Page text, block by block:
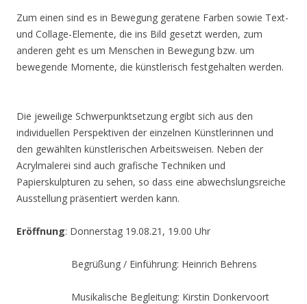
Zum einen sind es in Bewegung geratene Farben sowie Text-
und Collage-Elemente, die ins Bild gesetzt werden, zum
anderen geht es um Menschen in Bewegung bzw. um
bewegende Momente, die künstlerisch festgehalten werden.
Die jeweilige Schwerpunktsetzung ergibt sich aus den
individuellen Perspektiven der einzelnen Künstlerinnen und
den gewählten künstlerischen Arbeitsweisen. Neben der
Acrylmalerei sind auch grafische Techniken und
Papierskulpturen zu sehen, so dass eine abwechslungsreiche
Ausstellung präsentiert werden kann.
Eröffnung: Donnerstag 19.08.21, 19.00 Uhr
Begrüßung / Einführung: Heinrich Behrens
Musikalische Begleitung: Kirstin Donkervoort